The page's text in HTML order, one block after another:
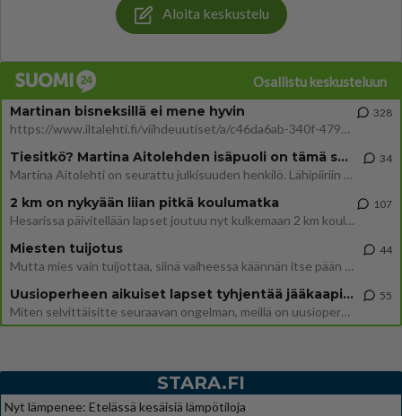
Aloita keskustelu
Osallistu keskusteluun
Martinan bisneksillä ei mene hyvin
https://www.iltalehti.fi/viihdeuutiset/a/c46da6ab-340f-4790-aaa7-0865eed2336 Yrityksen konkurssihakemus on tullut kärä
328
Tiesitkö? Martina Aitolehden isäpuoli on tämä suosittu laulaja
Martina Aitolehti on seurattu julkisuuden henkilö. Lähipiiriin mahtuu muitakin tunnettuja henkilöitä. Tiesitkö, että Ma
34
2 km on nykyään liian pitkä koulumatka
Hesarissa päivitellään lapset joutuu nyt kulkemaan 2 km kouluun jösses. Ruostefillarilla tuo matka menee vaikka miten äk
107
Miesten tuijotus
Mutta mies vain tuijottaa, siinä vaiheessa käännän itse pään pois. Mikä juttu? Yleensä jos joku tuijottaa tai katsoo, hä
44
Uusioperheen aikuiset lapset tyhjentää jääkaapin käydessään
Miten selvittäisitte seuraavan ongelman, meillä on uusioperhe, minulla teini-ikäiset lapset ja puolisolla aikuiset, jotk
55
STARA.FI
Nyt lämpenee: Etelässä kesäisiä lämpötiloja